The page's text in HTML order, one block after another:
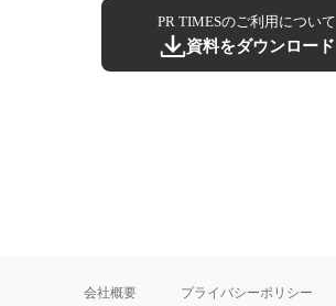
PR TIMESのご利用について
資料をダウンロード
会社概要 プライバシーポリシー